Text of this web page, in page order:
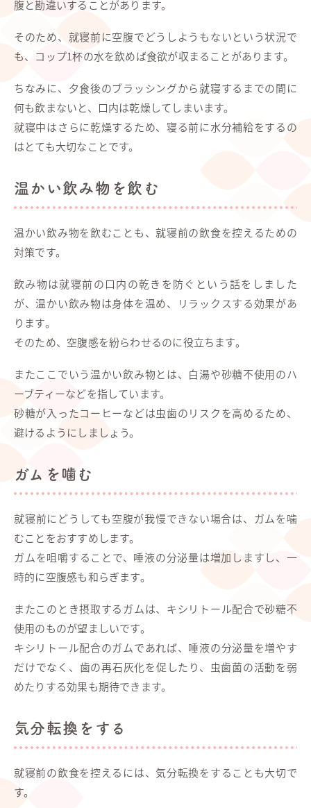
腹と勘違いすることがあります。
そのため、就寝前に空腹でどうしようもないという状況で
も、コップ1杯の水を飲めば食欲が収まることがあります。
ちなみに、夕食後のブラッシングから就寝するまでの間に
何も飲まないと、口内は乾燥してしまいます。
就寝中はさらに乾燥するため、寝る前に水分補給をするの
はとても大切なことです。
温かい飲み物を飲む
温かい飲み物を飲むことも、就寝前の飲食を控えるための
対策です。
飲み物は就寝前の口内の乾きを防ぐという話をしました
が、温かい飲み物は身体を温め、リラックスする効果があ
ります。
そのため、空腹感を紛らわせるのに役立ちます。
またここでいう温かい飲み物とは、白湯や砂糖不使用のハ
ーブティーなどを指しています。
砂糖が入ったコーヒーなどは虫歯のリスクを高めるため、
避けるようにしましょう。
ガムを噛む
就寝前にどうしても空腹が我慢できない場合は、ガムを噛
むことをおすすめします。
ガムを咀嚼することで、唾液の分泌量は増加しますし、一
時的に空腹感も和らぎます。
またこのとき摂取するガムは、キシリトール配合で砂糖不
使用のものが望ましいです。
キシリトール配合のガムであれば、唾液の分泌量を増やす
だけでなく、歯の再石灰化を促したり、虫歯菌の活動を弱
めたりする効果も期待できます。
気分転換をする
就寝前の飲食を控えるには、気分転換をすることも大切で
す。